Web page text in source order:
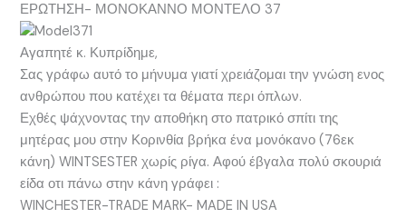
ΕΡΩΤΗΣΗ- ΜΟΝΟΚΑΝΝΟ ΜΟΝΤΕΛΟ 37
Αγαπητέ κ. Κυπρίδημε,
Σας γράφω αυτό το μήνυμα γιατί χρειάζομαι την γνώση ενος
ανθρώπου που κατέχει τα θέματα περι όπλων.
Εχθές ψάχνοντας την αποθήκη στο πατρικό σπίτι της
μητέρας μου στην Κορινθία βρήκα ένα μονόκανο (76εκ
κάνη) WINTSESTER χωρίς ρίγα. Αφού έβγαλα πολύ σκουριά
είδα οτι πάνω στην κάνη γράφει :
WINCHESTER-TRADE MARK- MADE IN USA